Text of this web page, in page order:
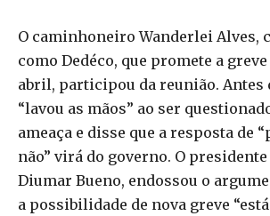
O caminhoneiro Wanderlei Alves,
como Dedéco, que promete a
abril, participou da reunião. Antes
“lavou as mãos” ao ser
ameaça e disse que a resposta de
não” virá do governo. O presidente
Diumar Bueno, endossou o
a possibilidade de nova greve